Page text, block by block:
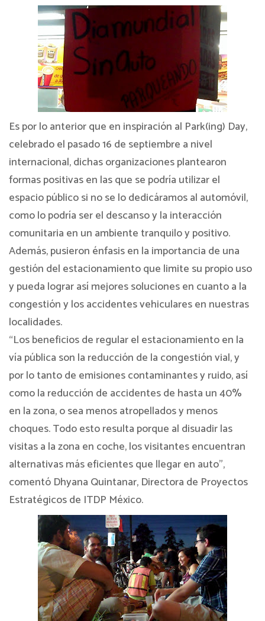
Es por lo anterior que en inspiración al Park(ing) Day,
celebrado el pasado 16 de septiembre a nivel
internacional, dichas organizaciones plantearon
formas positivas en las que se podría utilizar el
espacio público si no se lo dedicáramos al automóvil,
como lo podría ser el descanso y la interacción
comunitaria en un ambiente tranquilo y positivo.
Además, pusieron énfasis en la importancia de una
gestión del estacionamiento que limite su propio uso
y pueda lograr así mejores soluciones en cuanto a la
congestión y los accidentes vehiculares en nuestras
localidades.
“Los beneficios de regular el estacionamiento en la
vía pública son la reducción de la congestión vial, y
por lo tanto de emisiones contaminantes y ruido, así
como la reducción de accidentes de hasta un 40%
en la zona, o sea menos atropellados y menos
choques. Todo esto resulta porque al disuadir las
visitas a la zona en coche, los visitantes encuentran
alternativas más eficientes que llegar en auto”,
comentó Dhyana Quintanar, Directora de Proyectos
Estratégicos de ITDP México.